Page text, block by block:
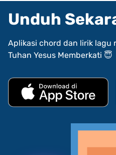
Unduh
Aplikasi chord dan lirik lagu
Tuhan Yesus Memberkati 😇